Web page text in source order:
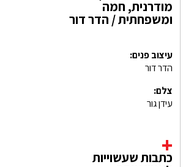
מודרנית, חמה
ומשפחתית / הדר דור
עיצוב פנים:
הדר דור
צלם:
עידן גור
כתבות שעשוייות